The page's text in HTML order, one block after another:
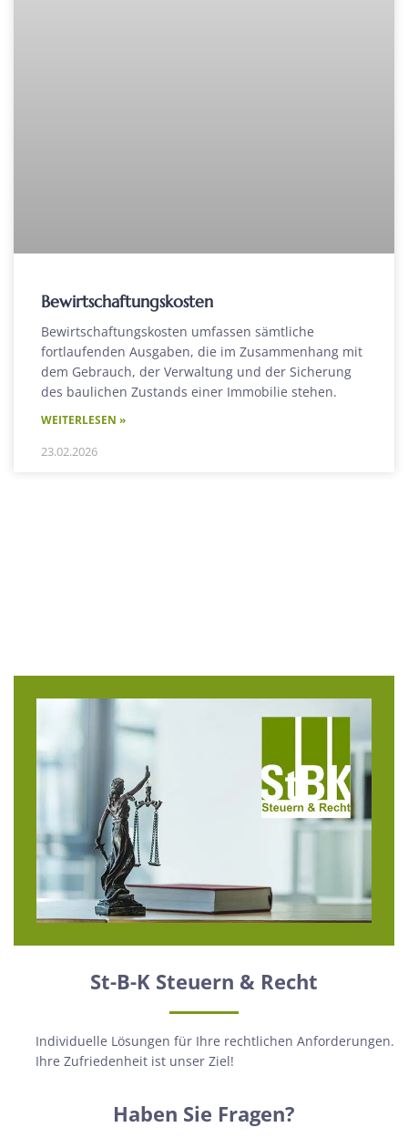
Bewirtschaftungskosten
Bewirtschaftungskosten umfassen sämtliche
fortlaufenden Ausgaben, die im Zusammenhang mit
dem Gebrauch, der Verwaltung und der Sicherung
des baulichen Zustands einer Immobilie stehen.
WEITERLESEN »
23.02.2026
St-B-K Steuern & Recht
Individuelle Lösungen für Ihre rechtlichen Anforderungen.
Ihre Zufriedenheit ist unser Ziel!
Haben Sie Fragen?